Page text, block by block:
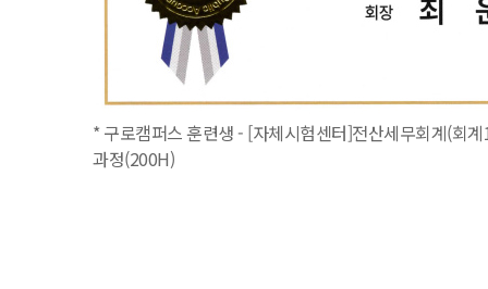
* 구로캠퍼스 훈련생 - [자체시험센터]전산세무회계(회
과정(200H)